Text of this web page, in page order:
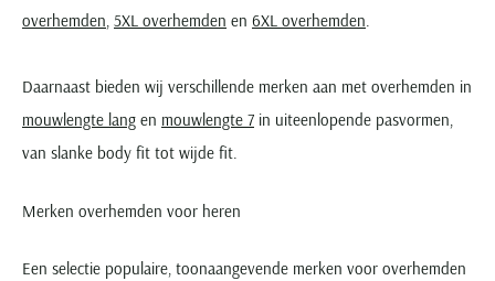
overhemden, 5XL overhemden en 6XL overhemden.
Daarnaast bieden wij verschillende merken aan met overhemden in
mouwlengte lang en mouwlengte 7 in uiteenlopende pasvormen,
van slanke body fit tot wijde fit.
Merken overhemden voor heren
Een selectie populaire, toonaangevende merken voor overhemden